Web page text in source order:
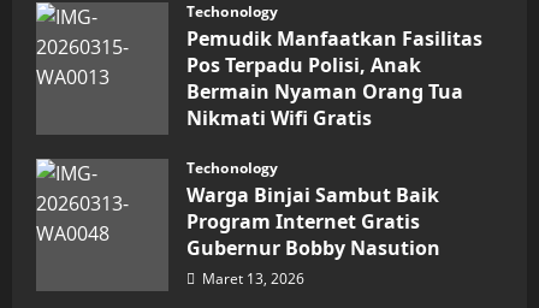
Techonology
Pemudik Manfaatkan Fasilitas
Pos Terpadu Polisi, Anak
Bermain Nyaman Orang Tua
Nikmati Wifi Gratis
Techonology
Warga Binjai Sambut Baik
Program Internet Gratis
Gubernur Bobby Nasution
Maret 13, 2026